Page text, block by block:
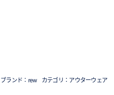
ブランド： rew カテゴリ： アウターウェア